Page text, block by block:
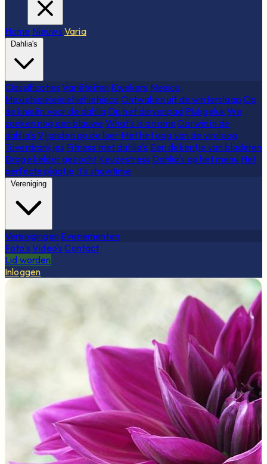
Home Nieuws Varia
Dahlia's
Classificaties Variëteiten Kwekers Mexico,
Mexiehieieieieiehiehiehieco Ontwaken uit de winterslaap Op
de knieën voor de dahliaOp het dievenpad Plukgeluk We
zoeken nog een blauwe What's is a name Darwin in de
dahlia's Vijanden op de loer Met het oog van de viroloog
Toverdrankjes Fitness met dahlia's Een dekentje van bladeren
Droge kelder gezocht Keuzestress Dahlia's op het menu Het
perfecte plaatje It's showtime
Vereniging
Verenigingen Evenementen
Foto's Video's Contact
Lid worden
Inloggen